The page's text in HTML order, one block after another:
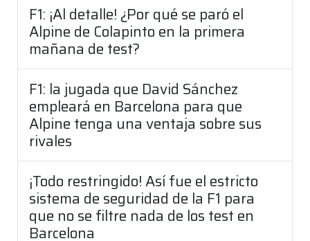
F1: ¡Al detalle! ¿Por qué se paró el
Alpine de Colapinto en la primera
mañana de test?
F1: la jugada que David Sánchez
empleará en Barcelona para que
Alpine tenga una ventaja sobre sus
rivales
¡Todo restringido! Así fue el estricto
sistema de seguridad de la F1 para
que no se filtre nada de los test en
Barcelona